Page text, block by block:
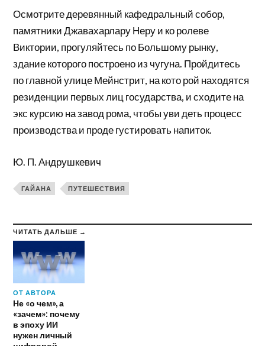
Осмотрите деревянный кафедральный собор,
памятники Джавахарлару Неру и ко ролеве
Виктории, прогуляйтесь по Большому рынку,
здание которого построено из чугуна. Пройдитесь
по главной улице Мейнстрит, на кото рой находятся
резиденции первых лиц государства, и сходите на
экс курсию на завод рома, чтобы уви деть процесс
производства и проде густировать напиток.
Ю. П. Андрушкевич
ГАЙАНА ПУТЕШЕСТВИЯ
ЧИТАТЬ ДАЛЬШЕ →
ОТ АВТОРА
Не «о чем», а
«зачем»: почему
в эпоху ИИ
нужен личный